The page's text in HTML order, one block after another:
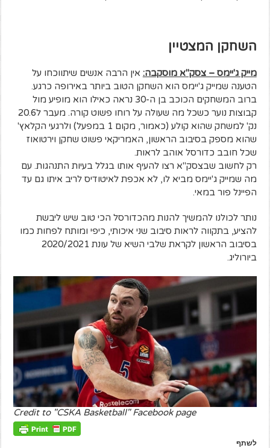
השחקן המצטיין
מייק ג'יימס – צסק"א מוסקבה: אין הרבה אנשים שיתווכחו על
הטענה שמייק ג'יימס הוא השחקן הטוב ביותר באירופה כרגע.
ברוב המשחקים הכוכב בן ה-30 נראה כאילו הוא מופיע מול
קבוצות נוער כשכל מה שעולה על רוחו פשוט קורה. מעבר ל20.6
נק' למשחק שהוא קולע (כאמור, מקום 1 במפעל) ולרגעי הקלאץ'
שהוא מספק בסיבוב הראשון, האמריקאי פשוט שחקן וירטואוז
שכל חובב כדורסל אוהב לראות.
רק לחשוב שבצסק"א רצו להעיף אותו בגלל בעיות התנהגות. עם
מה שמייק ג'יימס מביא לו, לא אכפת לאיטודיס לריב איתו גם עד
הפיינל פור במאי.
נותר לכולנו להמשיך להנות מהכדורסל הכי טוב שיש ליבשת
להציע, בתקווה לראות סיבוב שני איכותי, כיפי ומותח לפחות כמו
בסיבוב הראשון לקראת שלבי השיא של עונת 2020/2021
ביורוליג.
Credit to "CSKA Basketball" Facebook page
לשתף